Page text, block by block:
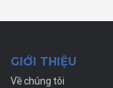
GIỚI THIỆU
Về chúng tôi